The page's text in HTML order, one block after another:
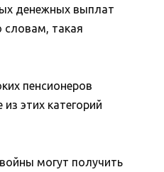
денежных выплат
такая
пенсионеров
этих категорий
могут получить